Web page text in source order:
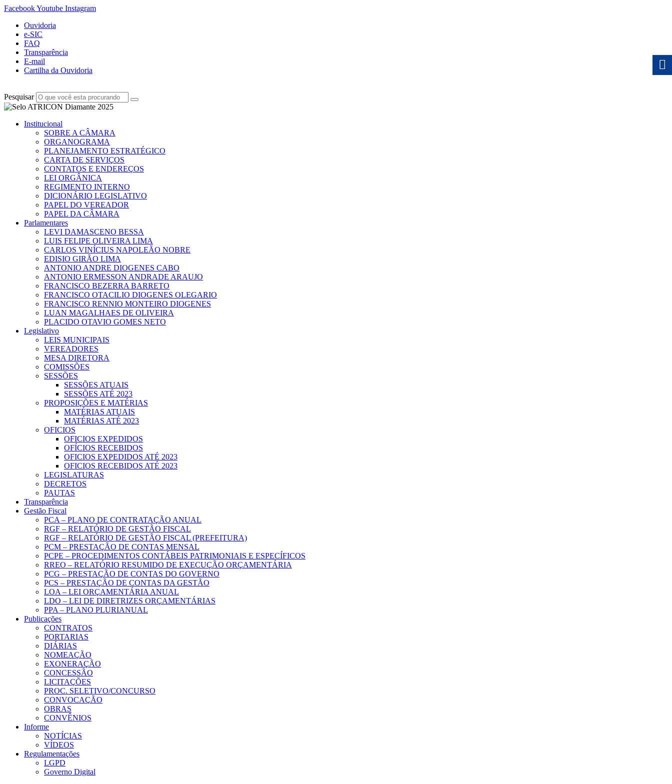
FacebookYoutube Instagram
Ouvidoria
e-SIC
FAQ
Transparência
E-mail
Cartilha da Ouvidoria
Pesquisar
Institucional
SOBRE A CÂMARA
ORGANOGRAMA
PLANEJAMENTO ESTRATÉGICO
CARTA DE SERVIÇOS
CONTATOS E ENDEREÇOS
LEI ORGÂNICA
REGIMENTO INTERNO
DICIONÁRIO LEGISLATIVO
PAPEL DO VEREADOR
PAPEL DA CÂMARA
Parlamentares
LEVI DAMASCENO BESSA
LUIS FELIPE OLIVEIRA LIMA
CARLOS VINÍCIUS NAPOLEÃO NOBRE
EDISIO GIRÃO LIMA
ANTONIO ANDRE DIOGENES CABO
ANTONIO ERMESSON ANDRADE ARAUJO
FRANCISCO BEZERRA BARRETO
FRANCISCO OTACILIO DIOGENES OLEGARIO
FRANCISCO RENNIO MONTEIRO DIOGENES
LUAN MAGALHAES DE OLIVEIRA
PLACIDO OTAVIO GOMES NETO
Legislativo
LEIS MUNICIPAIS
VEREADORES
MESA DIRETORA
COMISSÕES
SESSÕES
SESSÕES ATUAIS
SESSÕES ATÉ 2023
PROPOSIÇÕES E MATÉRIAS
MATÉRIAS ATUAIS
MATÉRIAS ATÉ 2023
OFICIOS
OFICIOS EXPEDIDOS
OFÍCIOS RECEBIDOS
OFICIOS EXPEDIDOS ATÉ 2023
OFICIOS RECEBIDOS ATÉ 2023
LEGISLATURAS
DECRETOS
PAUTAS
Transparência
Gestão Fiscal
PCA – PLANO DE CONTRATAÇÃO ANUAL
RGF – RELATÓRIO DE GESTÃO FISCAL
RGF – RELATÓRIO DE GESTÃO FISCAL (PREFEITURA)
PCM – PRESTAÇÃO DE CONTAS MENSAL
PCPE – PROCEDIMENTOS CONTÁBEIS PATRIMONIAIS E ESPECÍFICOS
RREO – RELATÓRIO RESUMIDO DE EXECUÇÃO ORÇAMENTÁRIA
PCG – PRESTAÇÃO DE CONTAS DO GOVERNO
PCS – PRESTAÇÃO DE CONTAS DA GESTÃO
LOA – LEI ORÇAMENTÁRIA ANUAL
LDO – LEI DE DIRETRIZES ORÇAMENTÁRIAS
PPA – PLANO PLURIANUAL
Publicações
CONTRATOS
PORTARIAS
DIÁRIAS
NOMEAÇÃO
EXONERAÇÃO
CONCESSÃO
LICITAÇÕES
PROC. SELETIVO/CONCURSO
CONVOCAÇÃO
OBRAS
CONVÊNIOS
Informe
NOTÍCIAS
VÍDEOS
Regulamentações
LGPD
Governo Digital